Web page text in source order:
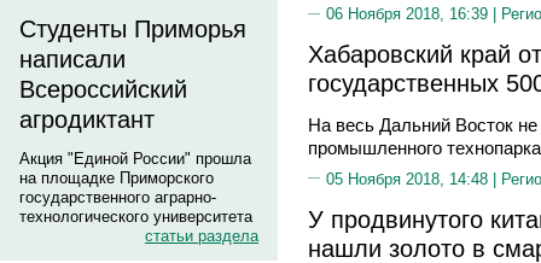
Студенты Приморья
написали
Всероссийский
агродиктант
Акция "Единой России" прошла
на площадке Приморского
государственного аграрно-
технологического университета
статьи раздела
06 Ноября 2018, 16:39 |
Хабаровский край
государственных
На весь Дальний Восток
промышленного технопарка
05 Ноября 2018, 14:48 |
У продвинутого
нашли золото в